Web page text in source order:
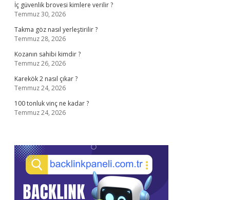
İç güvenlik brovesi kimlere verilir ?
Temmuz 30, 2026
Takma göz nasıl yerleştirilir ?
Temmuz 28, 2026
Kozanın sahibi kimdir ?
Temmuz 26, 2026
Karekök 2 nasıl çıkar ?
Temmuz 24, 2026
100 tonluk vinç ne kadar ?
Temmuz 24, 2026